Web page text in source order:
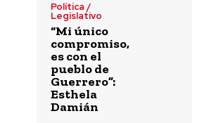
Política /
Legislativo
“Mi único
compromiso,
es con el
pueblo de
Guerrero”:
Esthela
Damián